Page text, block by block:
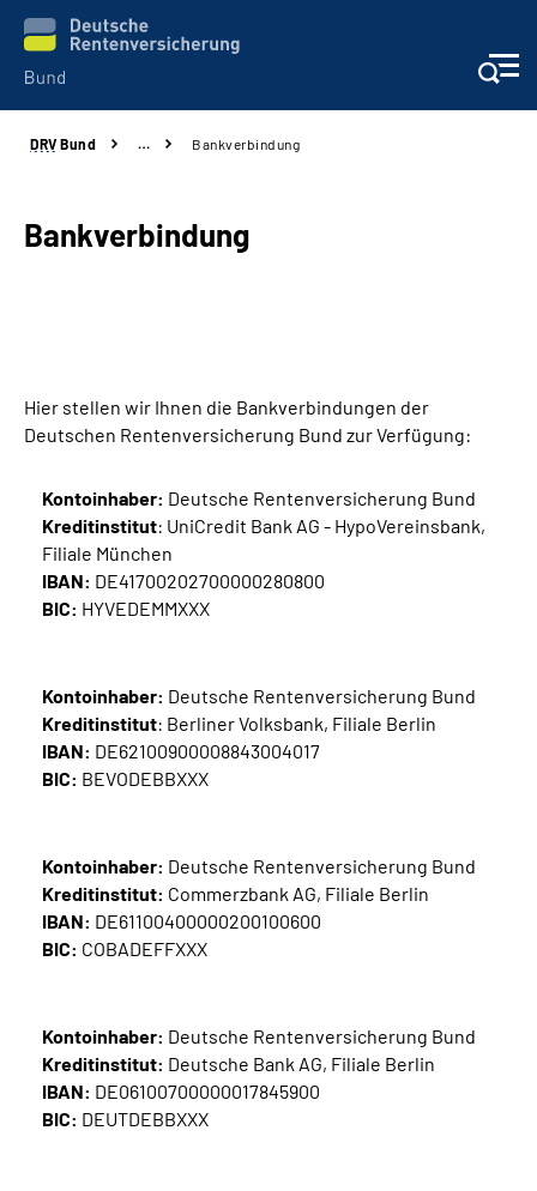
Beratung & Kontakt
Reha-Zentren
Über uns
Online-Services
Inhalte in Gebärdensprache (DGS)
Leichte Sprache
Mein Kundenportal
DRV Bund … Bankverbindung
Bankverbindung
Hier stellen wir Ihnen die Bankverbindungen der
Deutschen Rentenversicherung Bund zur Verfügung:
Kontoinhaber: Deutsche Rentenversicherung Bund
Kreditinstitut: UniCredit Bank AG - HypoVereinsbank,
Filiale München
IBAN: DE41700202700000280800
BIC: HYVEDEMMXXX
Kontoinhaber: Deutsche Rentenversicherung Bund
Kreditinstitut: Berliner Volksbank, Filiale Berlin
IBAN: DE62100900008843004017
BIC: BEVODEBBXXX
Kontoinhaber: Deutsche Rentenversicherung Bund
Kreditinstitut: Commerzbank AG, Filiale Berlin
IBAN: DE61100400000200100600
BIC: COBADEFFXXX
Kontoinhaber: Deutsche Rentenversicherung Bund
Kreditinstitut: Deutsche Bank AG, Filiale Berlin
IBAN: DE06100700000017845900
BIC: DEUTDEBBXXX